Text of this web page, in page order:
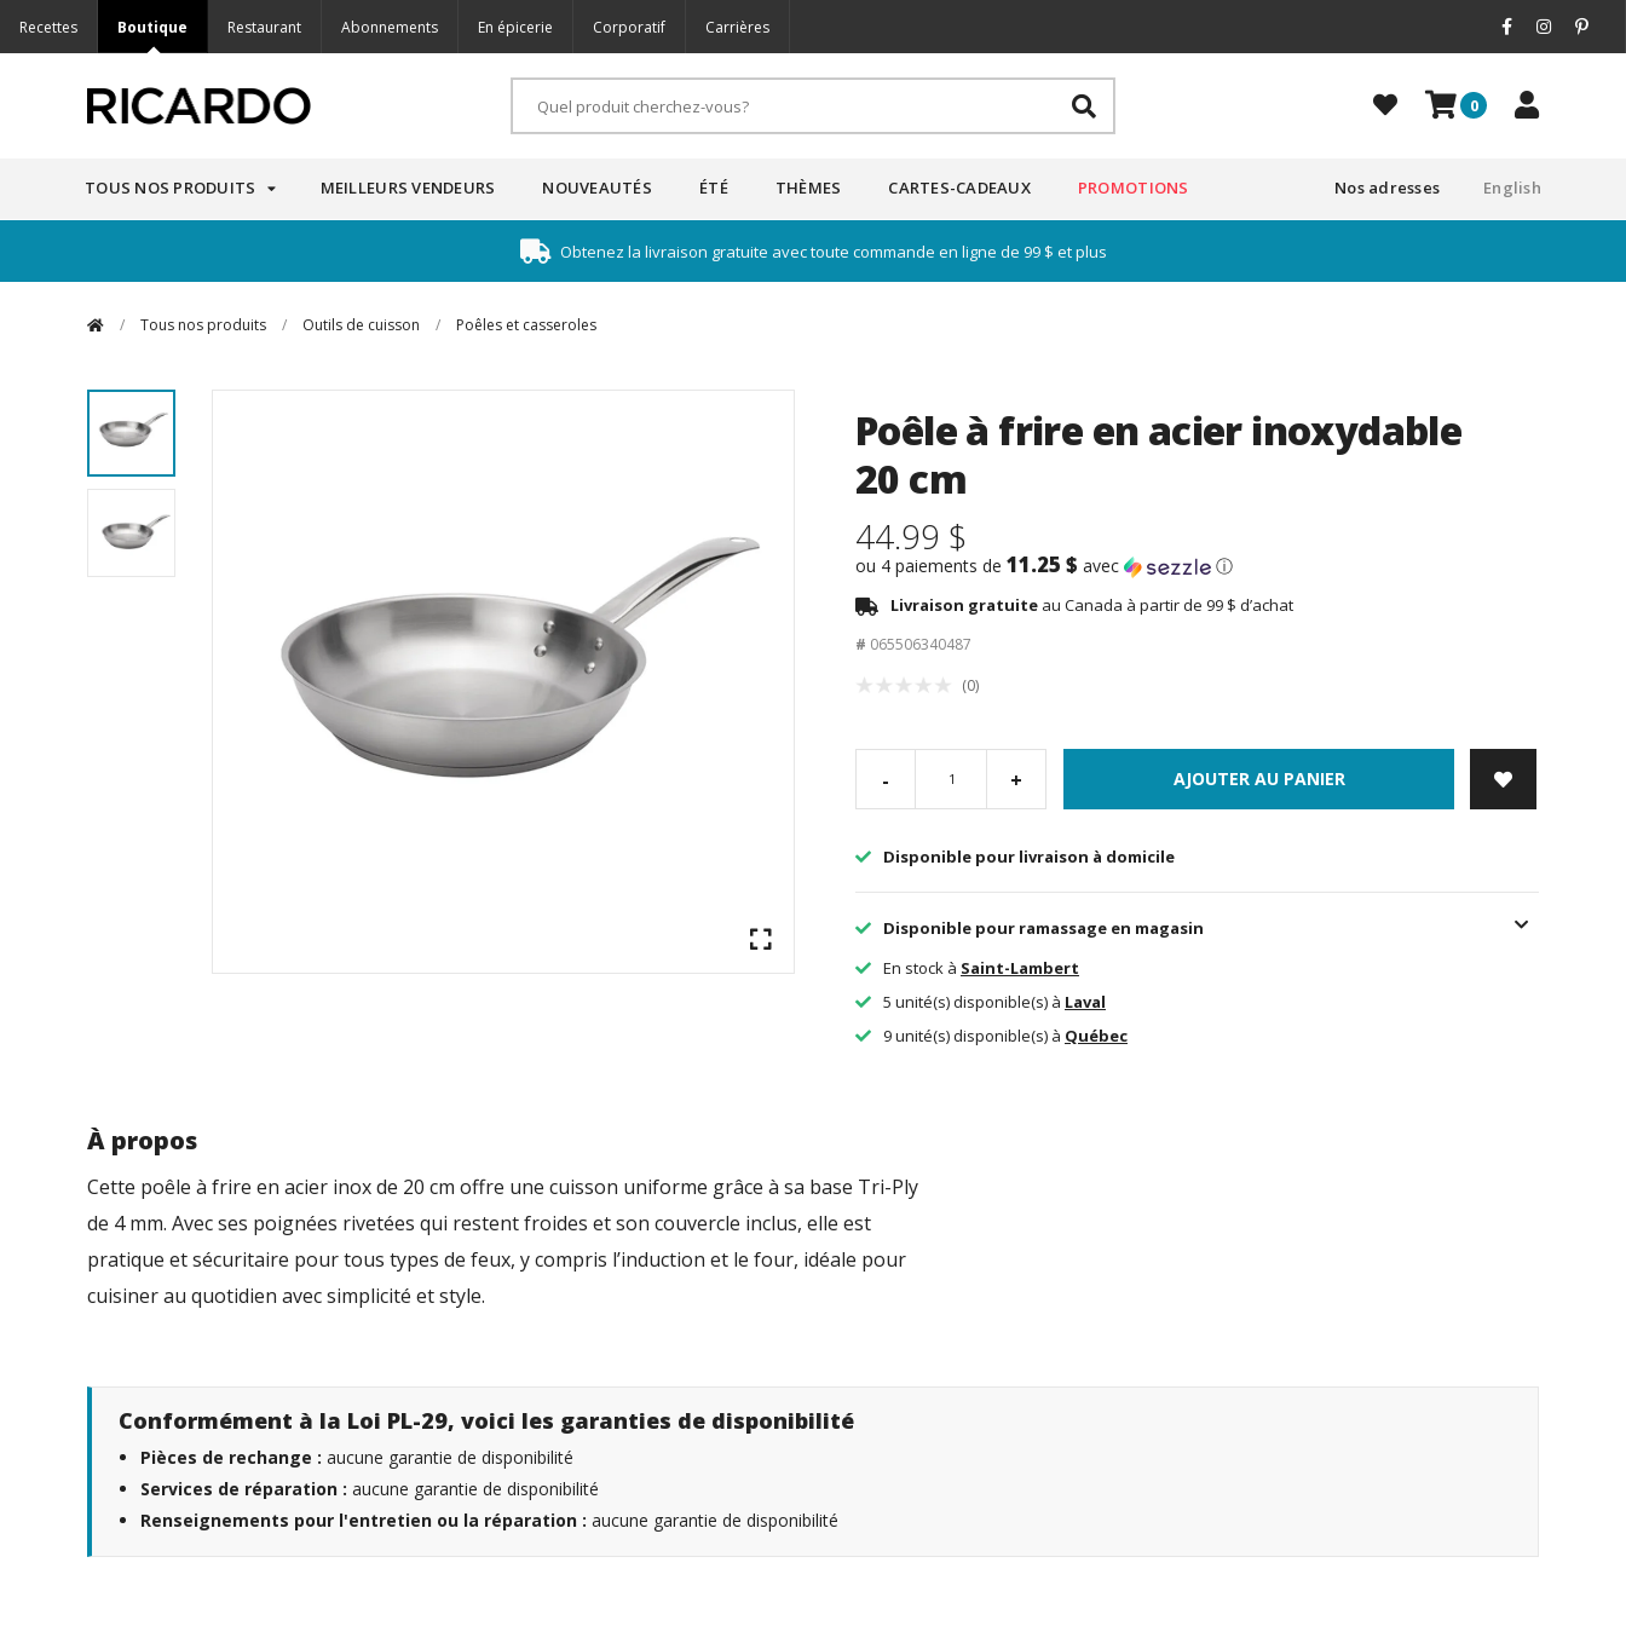
Recettes Boutique Restaurant Abonnements En épicerie Corporatif Carrières
0
TOUS NOS PRODUITS MEILLEURS VENDEURS NOUVEAUTÉS ÉTÉ THÈMES CARTES-CADEAUX PROMOTIONS English
Nos adresses
Obtenez la livraison gratuite avec toute commande en ligne de 99 $ et plus
/ Tous nos produits / Outils de cuisson / Poêles et casseroles
Poêle à frire en acier inoxydable
20 cm
44.99 $
ou 4 paiements de 11.25 $ avec ⓘ
Livraison gratuite au Canada à partir de 99 $ d’achat
# 065506340487
(0)
- + AJOUTER AU PANIER
Disponible pour livraison à domicile
Disponible pour ramassage en magasin
En stock à Saint-Lambert
5 unité(s) disponible(s) à Laval
9 unité(s) disponible(s) à Québec
À propos
Cette poêle à frire en acier inox de 20 cm offre une cuisson uniforme grâce à sa base Tri-Ply
de 4 mm. Avec ses poignées rivetées qui restent froides et son couvercle inclus, elle est
pratique et sécuritaire pour tous types de feux, y compris l’induction et le four, idéale pour
cuisiner au quotidien avec simplicité et style.
Conformément à la Loi PL-29, voici les garanties de disponibilité
Pièces de rechange : aucune garantie de disponibilité
Services de réparation : aucune garantie de disponibilité
Renseignements pour l'entretien ou la réparation : aucune garantie de disponibilité